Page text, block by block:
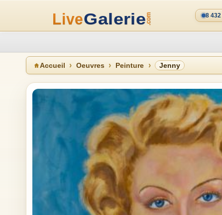
8 432
Accueil Oeuvres Peinture Jenny